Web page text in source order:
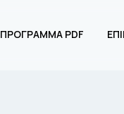
ΠΡΟΓΡΑΜΜΑ PDF